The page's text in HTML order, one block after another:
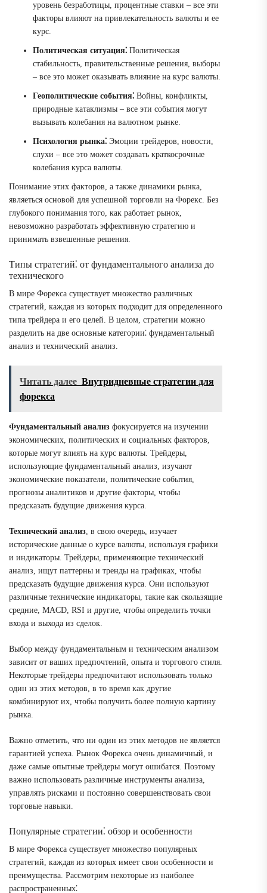
уровень безработицы, процентные ставки – все эти
факторы влияют на привлекательность валюты и ее
курс.
Политическая ситуация⁚ Политическая
стабильность, правительственные решения, выборы
– все это может оказывать влияние на курс валюты.
Геополитические события⁚ Войны, конфликты,
природные катаклизмы – все эти события могут
вызывать колебания на валютном рынке.
Психология рынка⁚ Эмоции трейдеров, новости,
слухи – все это может создавать краткосрочные
колебания курса валюты.
Понимание этих факторов, а также динамики рынка,
являеться основой для успешной торговли на Форекс. Без
глубокого понимания того, как работает рынок,
невозможно разработать эффективную стратегию и
принимать взвешенные решения.
Типы стратегий⁚ от фундаментального анализа до
технического
В мире Форекса существует множество различных
стратегий, каждая из которых подходит для определенного
типа трейдера и его целей. В целом, стратегии можно
разделить на две основные категории⁚ фундаментальный
анализ и технический анализ.
Читать далее Внутридневные стратегии для
форекса
Фундаментальный анализ фокусируется на изучении
экономических, политических и социальных факторов,
которые могут влиять на курс валюты. Трейдеры,
использующие фундаментальный анализ, изучают
экономические показатели, политические события,
прогнозы аналитиков и другие факторы, чтобы
предсказать будущие движения курса.
Технический анализ, в свою очередь, изучает
исторические данные о курсе валюты, используя графики
и индикаторы. Трейдеры, применяющие технический
анализ, ищут паттерны и тренды на графиках, чтобы
предсказать будущие движения курса. Они используют
различные технические индикаторы, такие как скользящие
средние, MACD, RSI и другие, чтобы определить точки
входа и выхода из сделок.
Выбор между фундаментальным и техническим анализом
зависит от ваших предпочтений, опыта и торгового стиля.
Некоторые трейдеры предпочитают использовать только
один из этих методов, в то время как другие
комбинируют их, чтобы получить более полную картину
рынка.
Важно отметить, что ни один из этих методов не является
гарантией успеха. Рынок Форекса очень динамичный, и
даже самые опытные трейдеры могут ошибатся. Поэтому
важно использовать различные инструменты анализа,
управлять рисками и постоянно совершенствовать свои
торговые навыки.
Популярные стратегии⁚ обзор и особенности
В мире Форекса существует множество популярных
стратегий, каждая из которых имеет свои особенности и
преимущества. Рассмотрим некоторые из наиболее
распространенных⁚